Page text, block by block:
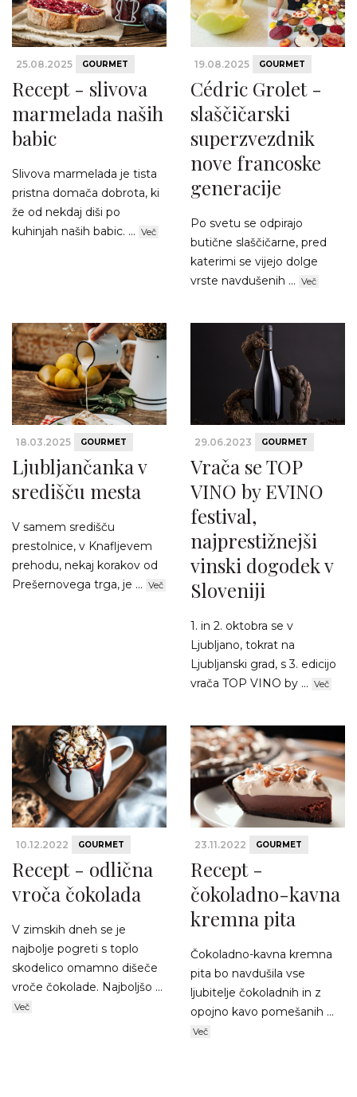
25.08.2025 GOURMET
Recept - slivova
marmelada naših
babic
Slivova marmelada je tista
pristna domača dobrota, ki
že od nekdaj diši po
kuhinjah naših babic. ... Več
19.08.2025 GOURMET
Cédric Grolet -
slaščičarski
superzvezdnik
nove francoske
generacije
Po svetu se odpirajo
butične slaščičarne, pred
katerimi se vijejo dolge
vrste navdušenih ... Več
18.03.2025 GOURMET
Ljubljančanka v
središču mesta
V samem središču
prestolnice, v Knafljevem
prehodu, nekaj korakov od
Prešernovega trga, je ... Več
29.06.2023 GOURMET
Vrača se TOP
VINO by EVINO
festival,
najprestižnejši
vinski dogodek v
Sloveniji
1. in 2. oktobra se v
Ljubljano, tokrat na
Ljubljanski grad, s 3. edicijo
vrača TOP VINO by ... Več
10.12.2022 GOURMET
Recept - odlična
vroča čokolada
V zimskih dneh se je
najbolje pogreti s toplo
skodelico omamno dišeče
vroče čokolade. Najboljšo ...
Več
23.11.2022 GOURMET
Recept -
čokoladno-kavna
kremna pita
Čokoladno-kavna kremna
pita bo navdušila vse
ljubitelje čokoladnih in z
opojno kavo pomešanih ...
Več